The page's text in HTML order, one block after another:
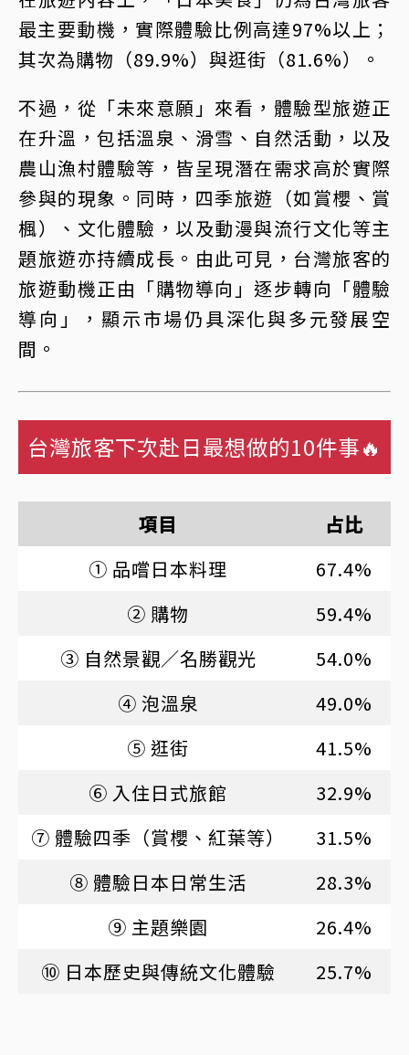
最主要動機，實際體驗比例高達97%以上；
其次為購物（89.9%）與逛街（81.6%）。
不過，從「未來意願」來看，體驗型旅遊正
在升溫，包括溫泉、滑雪、自然活動，以及
農山漁村體驗等，皆呈現潛在需求高於實際
參與的現象。同時，四季旅遊（如賞櫻、賞
楓）、文化體驗，以及動漫與流行文化等主
題旅遊亦持續成長。由此可見，台灣旅客的
旅遊動機正由「購物導向」逐步轉向「體驗
導向」，顯示市場仍具深化與多元發展空
間。
台灣旅客下次赴日最想做的10件事🔥
項目
占比
① 品嚐日本料理
67.4%
② 購物
59.4%
③ 自然景觀／名勝觀光
54.0%
④ 泡溫泉
49.0%
⑤ 逛街
41.5%
⑥ 入住日式旅館
32.9%
⑦ 體驗四季（賞櫻、紅葉等）
31.5%
⑧ 體驗日本日常生活
28.3%
⑨ 主題樂園
26.4%
⑩ 日本歷史與傳統文化體驗
25.7%